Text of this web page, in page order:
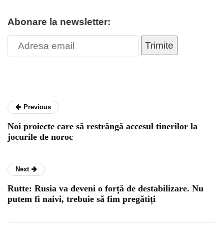
Abonare la newsletter:
Trimite
Previous
Noi proiecte care să restrângă accesul tinerilor la
jocurile de noroc
Next
Rutte: Rusia va deveni o forță de destabilizare. Nu
putem fi naivi, trebuie să fim pregătiți